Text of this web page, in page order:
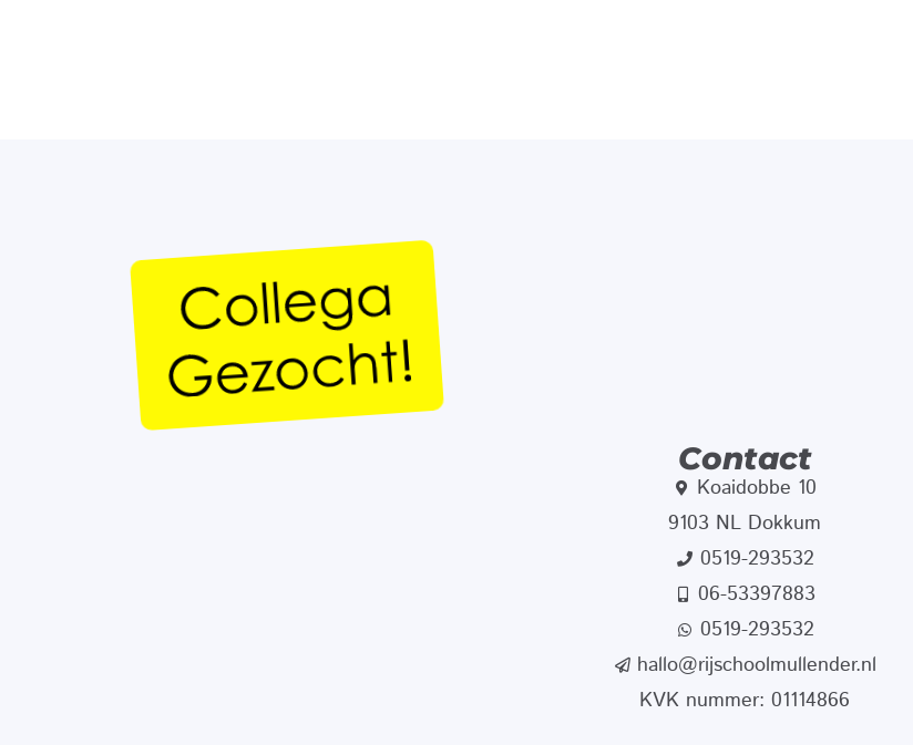
Contact
Koaidobbe 10
9103 NL Dokkum
0519-293532
06-53397883
0519-293532
hallo@rijschoolmullender.nl
KVK nummer: 01114866